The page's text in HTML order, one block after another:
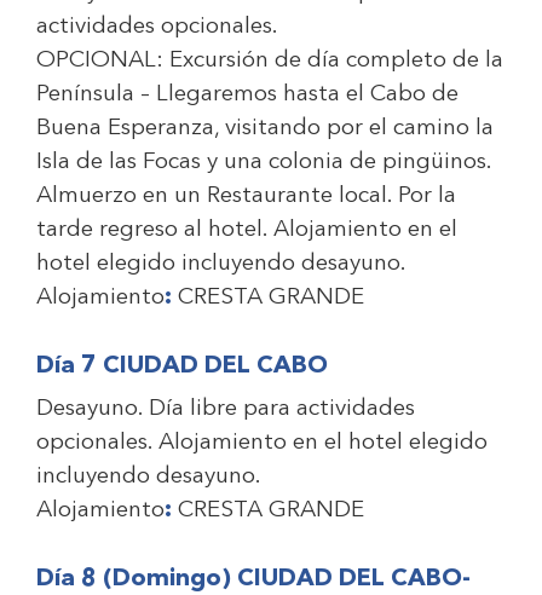
actividades opcionales.
OPCIONAL: Excursión de día completo de la
Península – Llegaremos hasta el Cabo de
Buena Esperanza, visitando por el camino la
Isla de las Focas y una colonia de pingüinos.
Almuerzo en un Restaurante local. Por la
tarde regreso al hotel. Alojamiento en el
hotel elegido incluyendo desayuno.
Alojamiento: CRESTA GRANDE
Día 7 CIUDAD DEL CABO
Desayuno. Día libre para actividades
opcionales. Alojamiento en el hotel elegido
incluyendo desayuno.
Alojamiento: CRESTA GRANDE
Día 8 (Domingo) CIUDAD DEL CABO-